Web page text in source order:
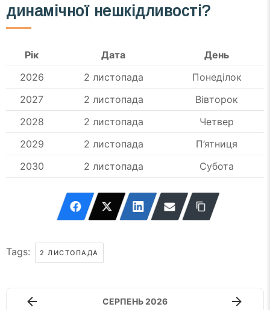
динамічної нешкідливості?
Рік Дата
День
2026
2 листопада
Понеділок
2027
2 листопада
Вівторок
2028
2 листопада
Четвер
2029
2 листопада
П’ятниця
2030
2 листопада Субота
Tags: 2 ЛИСТОПАДА
СЕРПЕНЬ 2026